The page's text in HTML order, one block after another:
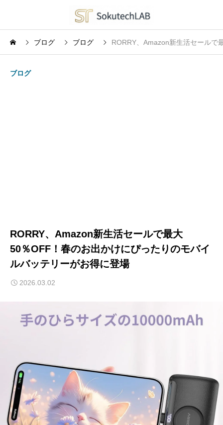
ブログ ブログ RORRY、Amazon新生活セールで
ブログ
RORRY、Amazon新生活セールで最大
50％OFF！春のお出かけにぴったりのモバイ
ルバッテリーがお得に登場
2026.03.02